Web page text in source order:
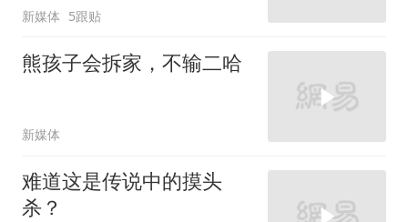
新媒体 5跟贴
熊孩子会拆家，不输二哈
新媒体
难道这是传说中的摸头
杀？